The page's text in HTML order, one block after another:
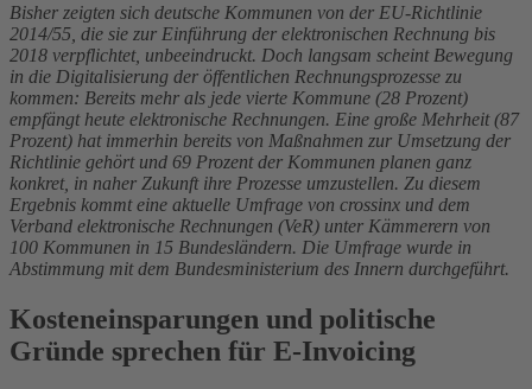
Bisher zeigten sich deutsche Kommunen von der EU-Richtlinie
2014/55, die sie zur Einführung der elektronischen Rechnung bis
2018 verpflichtet, unbeeindruckt. Doch langsam scheint Bewegung
in die Digitalisierung der öffentlichen Rechnungsprozesse zu
kommen: Bereits mehr als jede vierte Kommune (28 Prozent)
empfängt heute elektronische Rechnungen. Eine große Mehrheit (87
Prozent) hat immerhin bereits von Maßnahmen zur Umsetzung der
Richtlinie gehört und 69 Prozent der Kommunen planen ganz
konkret, in naher Zukunft ihre Prozesse umzustellen. Zu diesem
Ergebnis kommt eine aktuelle Umfrage von crossinx und dem
Verband elektronische Rechnungen (VeR) unter Kämmerern von
100 Kommunen in 15 Bundesländern. Die Umfrage wurde in
Abstimmung mit dem Bundesministerium des Innern durchgeführt.
Kosteneinsparungen und politische
Gründe sprechen für E-Invoicing